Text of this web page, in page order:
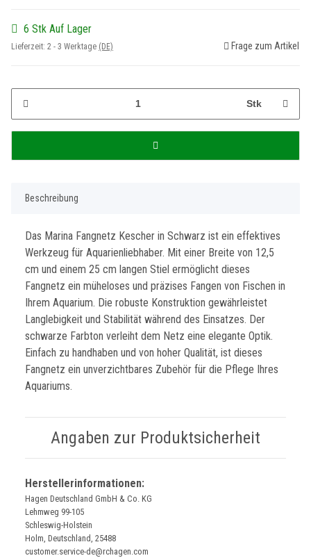
6 Stk Auf Lager
Lieferzeit: 2 - 3 Werktage (DE) Frage zum Artikel
Stk
Beschreibung
Das Marina Fangnetz Kescher in Schwarz ist ein effektives
Werkzeug für Aquarienliebhaber. Mit einer Breite von 12,5
cm und einem 25 cm langen Stiel ermöglicht dieses
Fangnetz ein müheloses und präzises Fangen von Fischen in
Ihrem Aquarium. Die robuste Konstruktion gewährleistet
Langlebigkeit und Stabilität während des Einsatzes. Der
schwarze Farbton verleiht dem Netz eine elegante Optik.
Einfach zu handhaben und von hoher Qualität, ist dieses
Fangnetz ein unverzichtbares Zubehör für die Pflege Ihres
Aquariums.
Angaben zur Produktsicherheit
Herstellerinformationen:
Hagen Deutschland GmbH & Co. KG
Lehmweg 99-105
Schleswig-Holstein
Holm, Deutschland, 25488
customer.service-de@rchagen.com